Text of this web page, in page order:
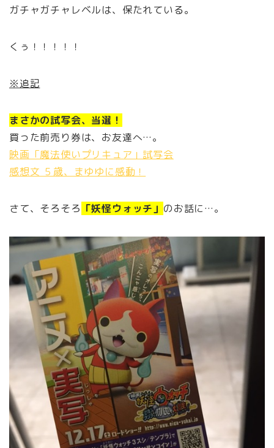
ガチャガチャレベルは、保たれている。
くぅ！！！！！
※追記
まさかの試写会、当選！
買った前売り券は、お友達へ…。
映画「魔法使いプリキュア」試写会
感想文 ５歳、まゆゆに感動！
さて、そろそろ 「妖怪ウォッチ」 のお話に…。